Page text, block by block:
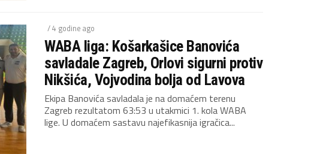
/ 4 godine ago
WABA liga: Košarkašice Banovića
savladale Zagreb, Orlovi sigurni protiv
Nikšića, Vojvodina bolja od Lavova
Ekipa Banovića savladala je na domaćem terenu
Zagreb rezultatom 63:53 u utakmici 1. kola WABA
lige. U domaćem sastavu najefikasnija igračica...